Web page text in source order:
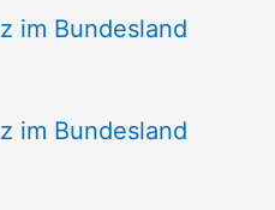
im Bundesland
im Bundesland